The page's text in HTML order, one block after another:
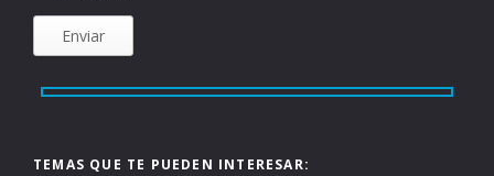
TEMAS QUE TE PUEDEN INTERESAR: